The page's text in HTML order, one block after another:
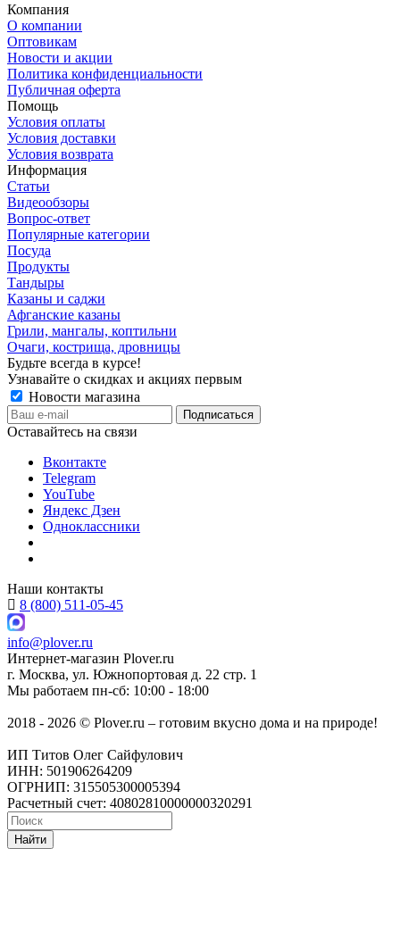
Компания
О компании
Оптовикам
Новости и акции
Политика конфиденциальности
Публичная оферта
Помощь
Условия оплаты
Условия доставки
Условия возврата
Информация
Статьи
Видеообзоры
Вопрос-ответ
Популярные категории
Посуда
Продукты
Тандыры
Казаны и саджи
Афганские казаны
Грили, мангалы, коптильни
Очаги, кострища, дровницы
Будьте всегда в курсе!
Узнавайте о скидках и акциях первым
Новости магазина
Оставайтесь на связи
Вконтакте
Telegram
YouTube
Яндекс Дзен
Одноклассники
Наши контакты
8 (800) 511-05-45
info@plover.ru
Интернет-магазин Plover.ru
г. Москва, ул. Южнопортовая д. 22 стр. 1
Мы работаем пн-сб: 10:00 - 18:00
2018 - 2026 © Plover.ru – готовим вкусно дома и на природе!
ИП Титов Олег Сайфулович
ИНН: 501906264209
ОГРНИП: 315505300005394
Расчетный счет: 40802810000000320291
Найти